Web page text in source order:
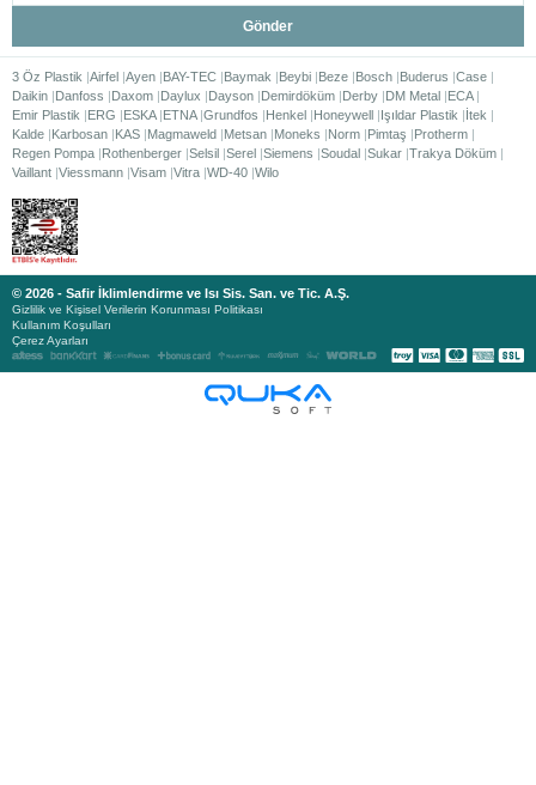
Gönder
3 Öz Plastik Airfel Ayen BAY-TEC Baymak Beybi Beze Bosch Buderus Case
Daikin Danfoss Daxom Daylux Dayson Demirdöküm Derby DM Metal ECA
Emir Plastik
ERG ESKA ETNA Grundfos Henkel Honeywell Işıldar Plastik
İtek
Kalde Karbosan KAS Magmaweld Metsan Moneks Norm Pimtaş
Protherm
Regen Pompa Rothenberger Selsil Serel Siemens Soudal Sukar Trakya Döküm
Vaillant Viessmann Visam Vitra WD-40 Wilo
© 2026 - Safir İklimlendirme ve Isı Sis. San. ve Tic. A.Ş.
Gizlilik ve Kişisel Verilerin Korunması Politikası
Kullanım Koşulları
Çerez Ayarları